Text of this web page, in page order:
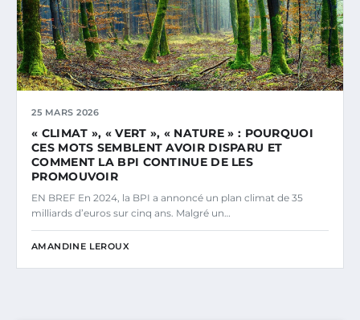
25 MARS 2026
« CLIMAT », « VERT », « NATURE » : POURQUOI
CES MOTS SEMBLENT AVOIR DISPARU ET
COMMENT LA BPI CONTINUE DE LES
PROMOUVOIR
EN BREF En 2024, la BPI a annoncé un plan climat de 35
milliards d’euros sur cinq ans. Malgré un…
AMANDINE LEROUX